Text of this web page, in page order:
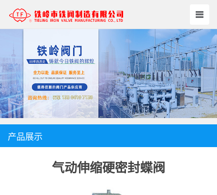
产品展示
气动伸缩硬密封蝶阀